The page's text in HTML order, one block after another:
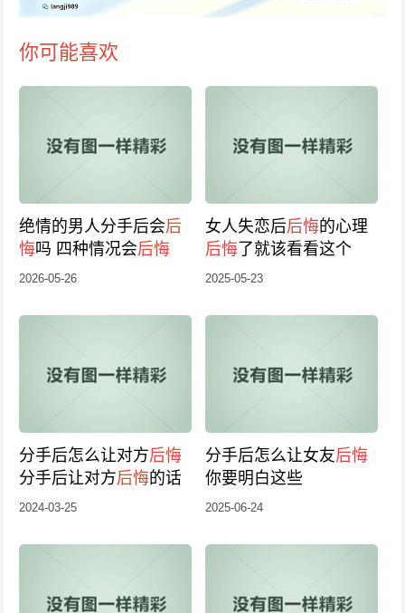
你可能喜欢
绝情的男人分手后会后
悔吗 四种情况会后悔
2026-05-26
女人失恋后后悔的心理
后悔了就该看看这个
2025-05-23
分手后怎么让对方后悔
分手后让对方后悔的话
2024-03-25
分手后怎么让女友后悔
你要明白这些
2025-06-24